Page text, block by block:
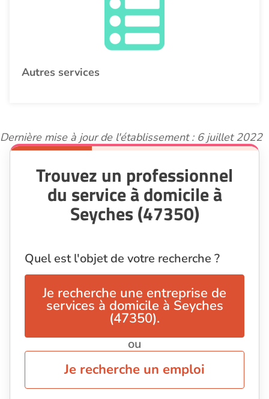
Autres services
Dernière mise à jour de l'établissement : 6 juillet 2022
Trouvez un professionnel
du service à domicile à
Seyches (47350)
Quel est l'objet de votre recherche ?
Je recherche une entreprise de
services à domicile à Seyches
(47350).
ou
Je recherche un emploi